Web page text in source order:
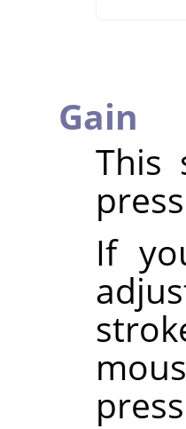
Gain
This
If